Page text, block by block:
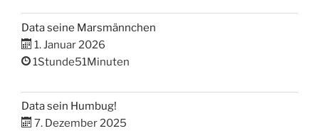
Data seine Marsmännchen
1. Januar 2026
1Stunde51Minuten
Data sein Humbug!
7. Dezember 2025